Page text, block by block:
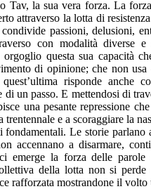
Tav, la sua vera forza. La
attraverso la lotta di
passioni, delusioni,
con modalità diverse e
questa sua capacità
di opinione; che non usa
risponde anche
di un passo. E mettendosi di
una pesante repressione
trentennale e a scoraggiare la
fondamentali. Le storie parlano
accennano a disarmare,
emerge la forza delle parole
della lotta non si
rafforzata mostrandone il volto